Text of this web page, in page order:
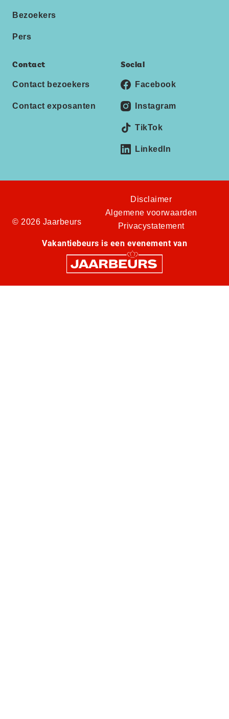
Bezoekers
Pers
Contact
Contact bezoekers
Contact exposanten
Social
Facebook
Instagram
TikTok
LinkedIn
© 2026 Jaarbeurs
Disclaimer
Algemene voorwaarden
Privacystatement
Vakantiebeurs is een evenement van